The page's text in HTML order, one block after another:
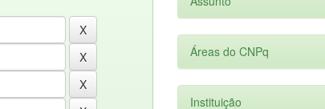
Áreas do CNPq
Instituição